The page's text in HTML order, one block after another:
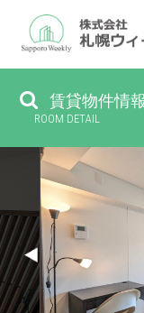
賃貸物件情
ROOM DETAIL